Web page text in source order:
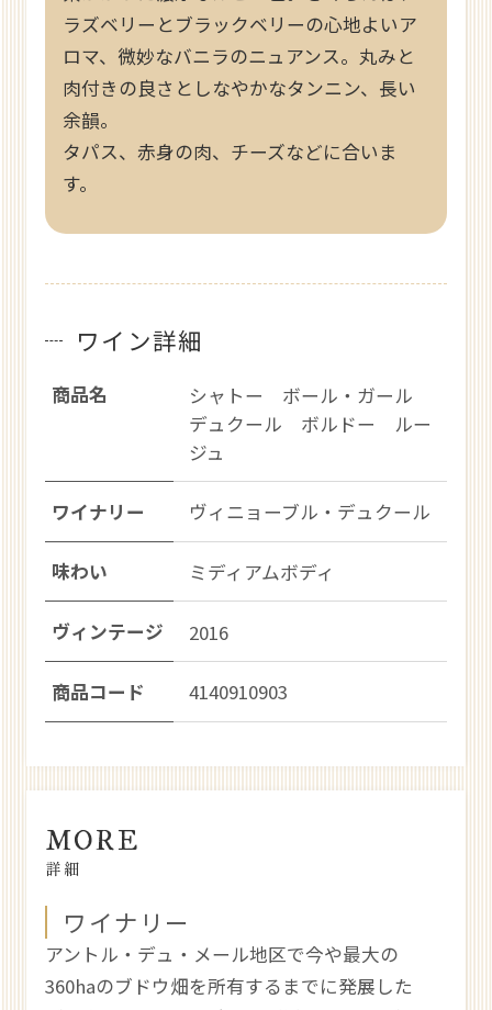
ラズベリーとブラックベリーの心地よいア
ロマ、微妙なバニラのニュアンス。丸みと
肉付きの良さとしなやかなタンニン、長い
余韻。
タパス、赤身の肉、チーズなどに合いま
す。
ワイン詳細
商品名
シャトー ボール・ガール
デュクール ボルドー ルー
ジュ
ワイナリー ヴィニョーブル・デュクール
味わい ミディアムボディ
ヴィンテージ 2016
商品コード 4140910903
MORE
詳細
ワイナリー
アントル・デュ・メール地区で今や最大の
360haのブドウ畑を所有するまでに発展した